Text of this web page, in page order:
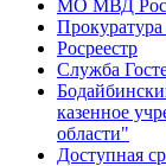
МО МВД
Прокуратура
Росреестр
Служба
казенное
области"
Доступная